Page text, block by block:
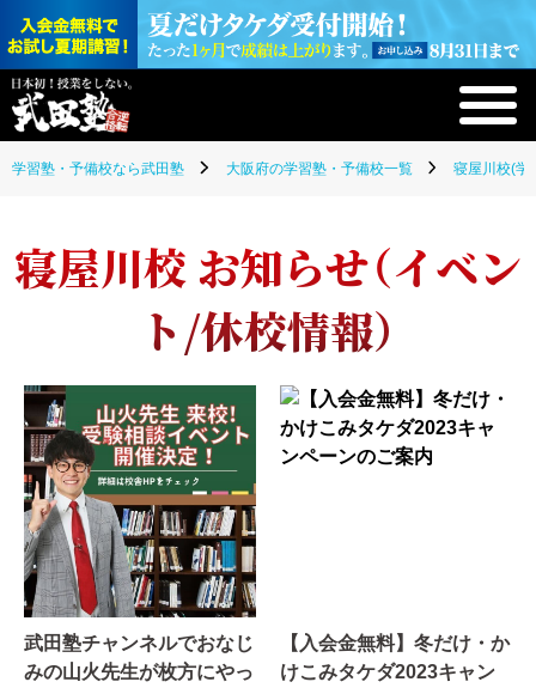
学習塾・予備校なら武田塾 大阪府の学習塾・予備校一覧 寝屋川校(学
寝屋川校 お知らせ（イベン
ト/休校情報）
武田塾チャンネルでおなじ
みの山火先生が枚方にやっ
【入会金無料】冬だけ・か
けこみタケダ2023キャン